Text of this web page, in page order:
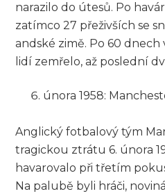
narazilo do útesů. Po
zatímco 27 přeživších se
andské zimě. Po 60 dnech
lidí zemřelo, až poslední
února 1958:
Anglický fotbalový tým
tragickou ztrátu 6. února
havarovalo při třetím
Na palubě byli hráči,